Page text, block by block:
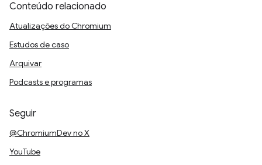
Conteúdo relacionado
Atualizações do Chromium
Estudos de caso
Arquivar
Podcasts e programas
Seguir
@ChromiumDev no X
YouTube